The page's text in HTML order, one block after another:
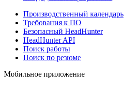
Производственный календарь
Требования к ПО
Безопасный HeadHunter
HeadHunter API
Поиск работы
Поиск по резюме
Мобильное приложение